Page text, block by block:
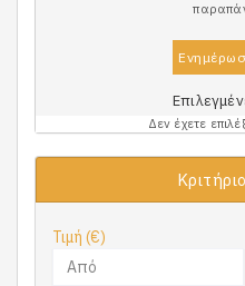
Δεν έχετε
Τιμή (€)